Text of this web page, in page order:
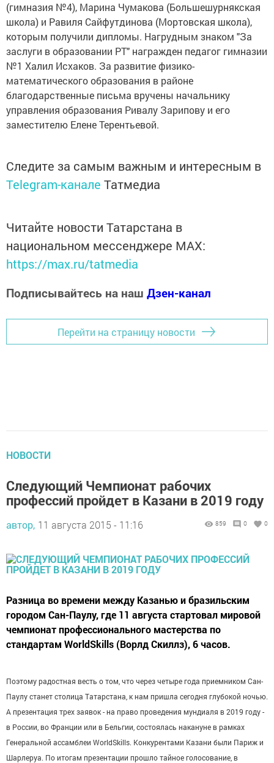
(гимназия №4), Марина Чумакова (Большешурнякская
школа) и Равиля Сайфутдинова (Мортовская школа),
которым получили дипломы. Нагрудным знаком "За
заслуги в образовании РТ" награжден педагог гимназии
№1 Халил Исхаков. За развитие физико-
математического образования в районе
благодарственные письма вручены начальнику
управления образования Ривалу Зарипову и его
заместителю Елене Терентьевой.
Следите за самым важным и интересным в
Telegram-канале Татмедиа
Читайте новости Татарстана в
национальном мессенджере MАХ:
https://max.ru/tatmedia
Подписывайтесь на наш Дзен-канал
Перейти на страницу новости
НОВОСТИ
Следующий Чемпионат рабочих
профессий пройдет в Казани в 2019 году
автор, 11 августа 2015 - 11:16 859 0 0
Разница во времени между Казанью и бразильским
городом Сан-Паулу, где 11 августа стартовал мировой
чемпионат профессионального мастерства по
стандартам WorldSkills (Ворлд Скиллз), 6 часов.
Поэтому радостная весть о том, что через четыре года приемником Сан-
Паулу станет столица Татарстана, к нам пришла сегодня глубокой ночью.
А презентация трех заявок - на право проведения мундиаля в 2019 году -
в России, во Франции или в Бельгии, состоялась накануне в рамках
Генеральной ассамблеи WorldSkills. Конкурентами Казани были Париж и
Шарлеруа. По итогам презентации прошло тайное голосование, в